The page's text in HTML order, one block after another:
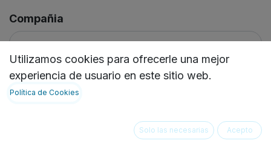
Compañia
Asunto *
Utilizamos cookies para ofrecerle una mejor
experiencia de usuario en este sitio web.
Política de Cookies
Solo las necesarias Acepto